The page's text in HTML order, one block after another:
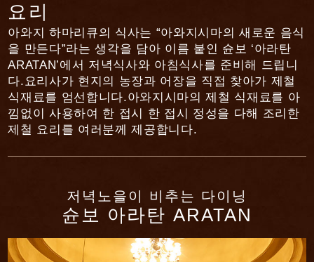
요리
아와지 하마리큐의 식사는 “아와지시마의 새로운 음식
을 만든다”라는 생각을 담아 이름 붙인 슌보 ‘아라탄
ARATAN’에서 저녁식사와 아침식사를 준비해 드립니
다.요리사가 현지의 농장과 어장을 직접 찾아가 제철
식재료를 엄선합니다.아와지시마의 제철 식재료를 아
낌없이 사용하여 한 접시 한 접시 정성을 다해 조리한
제철 요리를 여러분께 제공합니다.
저녁노을이 비추는 다이닝
슌보 아라탄 ARATAN